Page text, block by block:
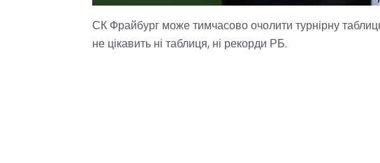
СК Фрайбург може тимчасово очолити турнірну
не цікавить ні таблиця, ні рекорди РБ.